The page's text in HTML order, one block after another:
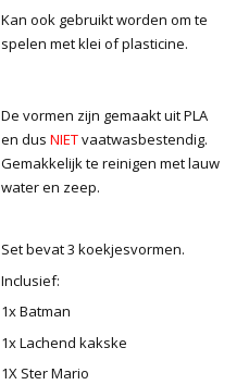
Kan ook gebruikt worden om te
spelen met klei of plasticine.
De vormen zijn gemaakt uit PLA
en dus NIETvaatwasbestendig.
Gemakkelijk te reinigen met lauw
water en zeep.
Set bevat 3 koekjesvormen.
Inclusief:
1x Batman
1x Lachend kakske
1X Ster Mario